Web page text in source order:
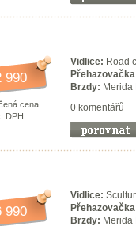
990
cena
DPH
Vidlice: Road
Brzdy: Merida
0 komentářů
990
Vidlice:
Brzdy: Merida